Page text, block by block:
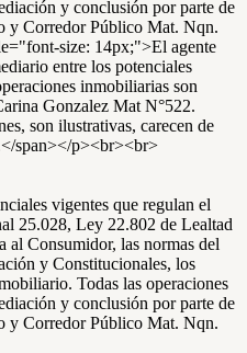
y conclusión por parte de
y Corredor Público Mat. Nqn.
size: 14px;">El agente
entre los potenciales
inmobiliarias son
Gonzalez Mat N°522.
son ilustrativas, carecen de
span></p><br><br>
vigentes que regulan el
25.028, Ley 22.802 de Lealtad
al Consumidor, las normas del
y Constitucionales, los
Todas las operaciones
y conclusión por parte de
y Corredor Público Mat. Nqn.